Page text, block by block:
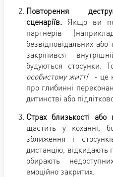
Повторення
сценаріїв. Якщо ви
партнерів
безвідповідальних
закріпився
будуються стосунки.
особистому житті" - це
про глибинні
дитинстві або
Страх близькості або
щастить у коханні,
зближення і
дистанцію, відкидають
обирають
емоційно закритих.